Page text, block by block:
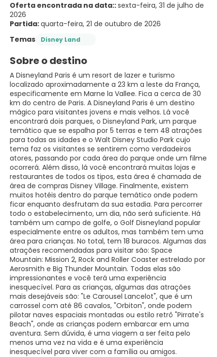
Oferta encontrada na data::sexta-feira, 31 de julho de
2026
Partida:quarta-feira, 21 de outubro de 2026
Temas
Disney Land
Sobre o destino
A Disneyland Paris é um resort de lazer e turismo
localizado aproximadamente a 23 km a leste da França,
especificamente em Marne la Vallee. Fica a cerca de 30
km do centro de Paris. A Disneyland Paris é um destino
mágico para visitantes jovens e mais velhos. Lá você
encontrará dois parques, o Disneyland Park, um parque
temático que se espalha por 5 terras e tem 48 atrações
para todas as idades e o Walt Disney Studio Park cujo
tema faz os visitantes se sentirem como verdadeiros
atores, passando por cada área do parque onde um filme
ocorrerá. Além disso, lá você encontrará muitas lojas e
restaurantes de todos os tipos, esta área é chamada de
área de compras Disney Village. Finalmente, existem
muitos hotéis dentro do parque temático onde podem
ficar enquanto desfrutam da sua estadia. Para percorrer
todo o estabelecimento, um dia, não será suficiente. Há
também um campo de golfe, o Golf Disneyland popular
especialmente entre os adultos, mas também tem uma
área para crianças. No total, tem 18 buracos. Algumas das
atrações recomendadas para visitar são: Space
Mountain: Mission 2, Rock and Roller Coaster estrelado por
Aerosmith e Big Thunder Mountain. Todas elas são
impressionantes e você terá uma experiência
inesquecível. Para as crianças, algumas das atrações
mais desejáveis são: "Le Carousel Lancelot", que é um
carrossel com até 86 cavalos, "Orbiton", onde podem
pilotar naves espaciais montadas ou estilo retrô "Pirrate's
Beach", onde as crianças podem embarcar em uma
aventura. Sem dúvida, é uma viagem a ser feita pelo
menos uma vez na vida e é uma experiência
inesquecível para viver com a família ou amigos.